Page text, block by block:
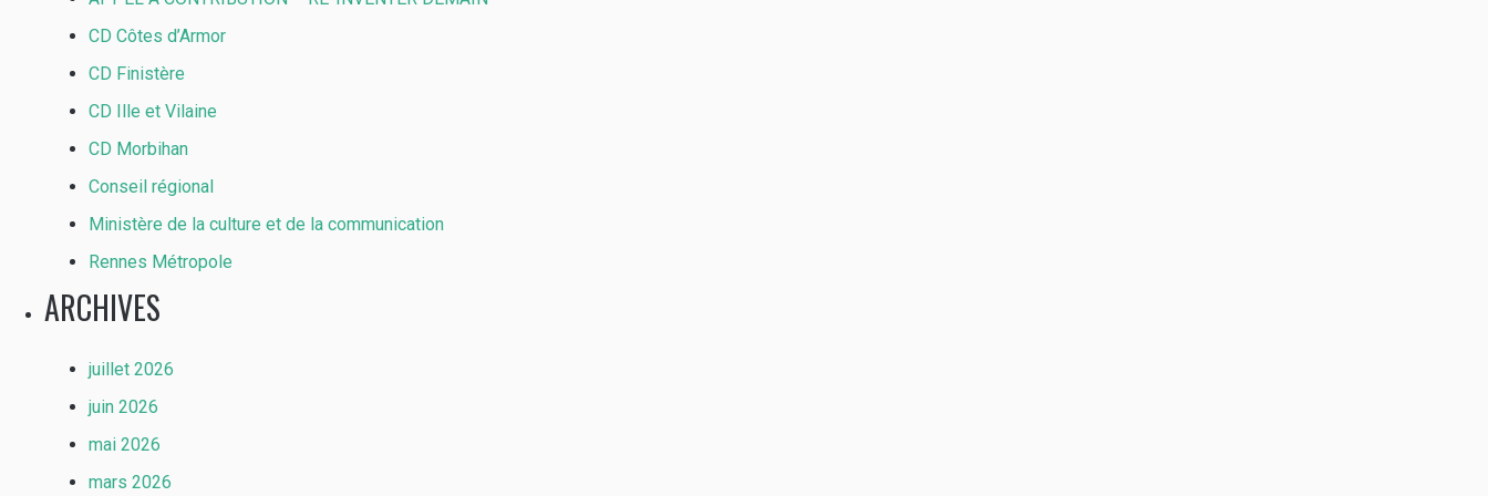
CD Côtes d’Armor
CD Finistère
CD Ille et Vilaine
CD Morbihan
Conseil régional
Ministère de la culture et de la communication
Rennes Métropole
ARCHIVES
juillet 2026
juin 2026
mai 2026
mars 2026